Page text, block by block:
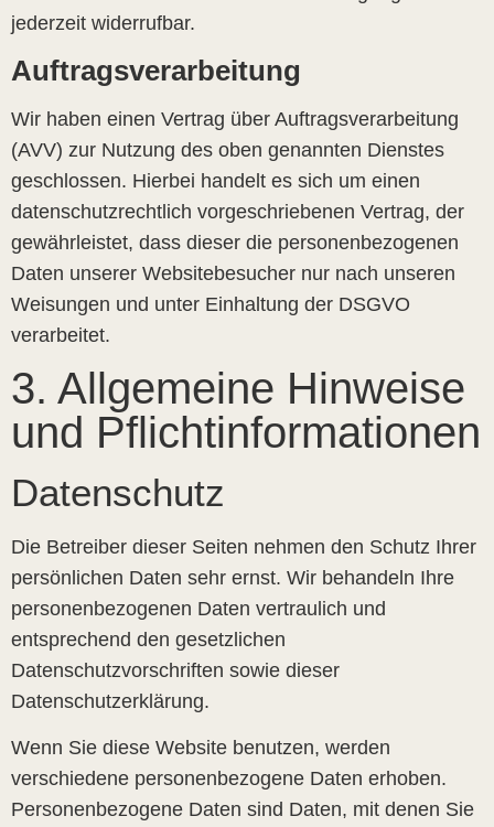
jederzeit widerrufbar.
Auftragsverarbeitung
Wir haben einen Vertrag über Auftragsverarbeitung
(AVV) zur Nutzung des oben genannten Dienstes
geschlossen. Hierbei handelt es sich um einen
datenschutzrechtlich vorgeschriebenen Vertrag, der
gewährleistet, dass dieser die personenbezogenen
Daten unserer Websitebesucher nur nach unseren
Weisungen und unter Einhaltung der DSGVO
verarbeitet.
3. Allgemeine Hinweise
und Pflicht­informationen
Datenschutz
Die Betreiber dieser Seiten nehmen den Schutz Ihrer
persönlichen Daten sehr ernst. Wir behandeln Ihre
personenbezogenen Daten vertraulich und
entsprechend den gesetzlichen
Datenschutzvorschriften sowie dieser
Datenschutzerklärung.
Wenn Sie diese Website benutzen, werden
verschiedene personenbezogene Daten erhoben.
Personenbezogene Daten sind Daten, mit denen Sie